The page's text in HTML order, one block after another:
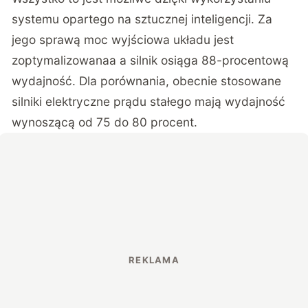
systemu opartego na sztucznej inteligencji. Za
jego sprawą moc wyjściowa układu jest
zoptymalizowanaa a silnik osiąga 88-procentową
wydajność. Dla porównania, obecnie stosowane
silniki elektryczne prądu stałego mają wydajność
wynoszącą od 75 do 80 procent.